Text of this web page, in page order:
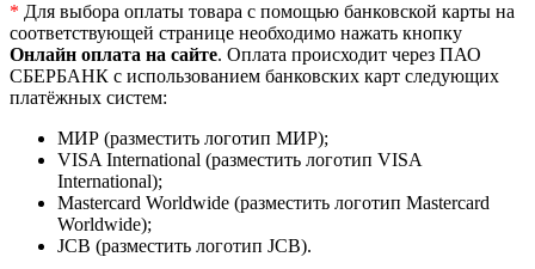
* Для выбора оплаты товара с помощью банковской карты на
соответствующей странице необходимо нажать кнопку
Онлайн оплата на сайте. Оплата происходит через ПАО
СБЕРБАНК с использованием банковских карт следующих
платёжных систем:
МИР (разместить логотип МИР);
VISA International (разместить логотип VISA
International);
Mastercard Worldwide (разместить логотип Mastercard
Worldwide);
JCB (разместить логотип JCB).